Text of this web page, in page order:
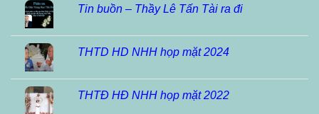
Tin buồn – Thầy Lê Tấn Tài ra đi
THTD HD NHH họp mặt 2024
THTĐ HĐ NHH họp mặt 2022